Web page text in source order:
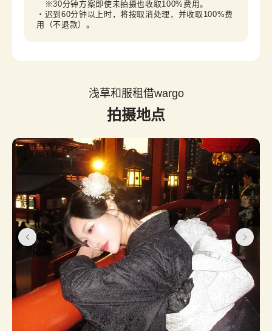
※30分钟方案即使未拍摄也收取100%费用。
・迟到60分钟以上时，将按取消处理，并收取100%费
用（不退款）。
浅草和服租借wargo
拍摄地点